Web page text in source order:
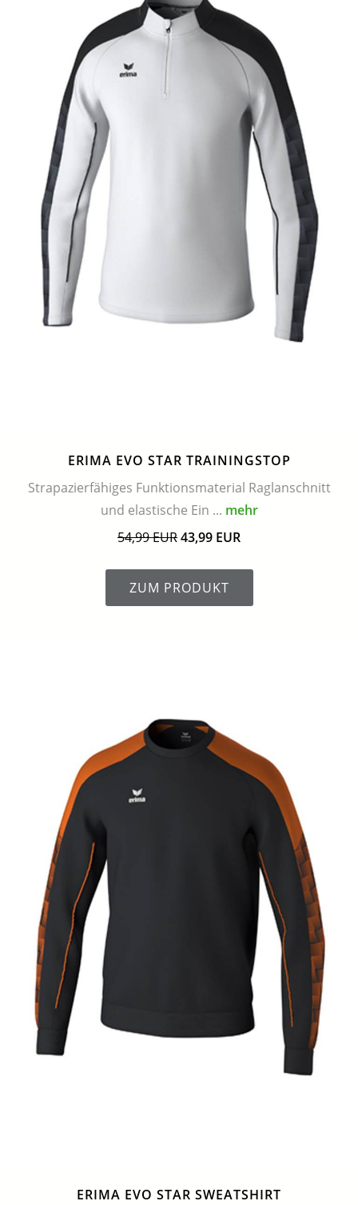
ERIMA EVO STAR TRAININGSTOP
Strapazierfähiges Funktionsmaterial Raglanschnitt
und elastische Ein ... mehr
54,99 EUR43,99 EUR
ZUM PRODUKT
ERIMA EVO STAR SWEATSHIRT